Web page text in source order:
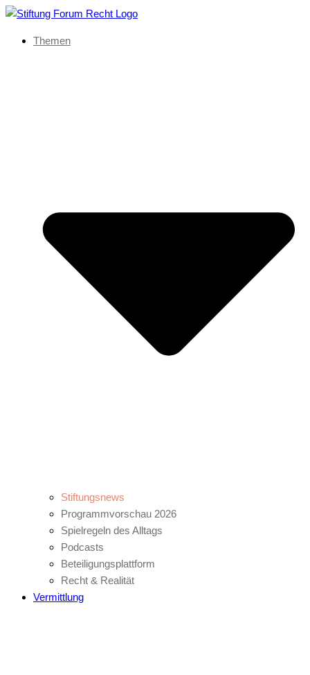
Themen
Stiftungsnews
Programmvorschau 2026
Spielregeln des Alltags
Podcasts
Beteiligungsplattform
Recht & Realität
Vermittlung